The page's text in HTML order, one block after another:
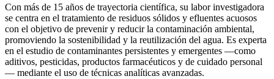
Con más de 15 años de trayectoria científica, su labor investigadora
se centra en el tratamiento de residuos sólidos y efluentes acuosos
con el objetivo de prevenir y reducir la contaminación ambiental,
promoviendo la sostenibilidad y la reutilización del agua. Es experta
en el estudio de contaminantes persistentes y emergentes —como
aditivos, pesticidas, productos farmacéuticos y de cuidado personal
— mediante el uso de técnicas analíticas avanzadas.